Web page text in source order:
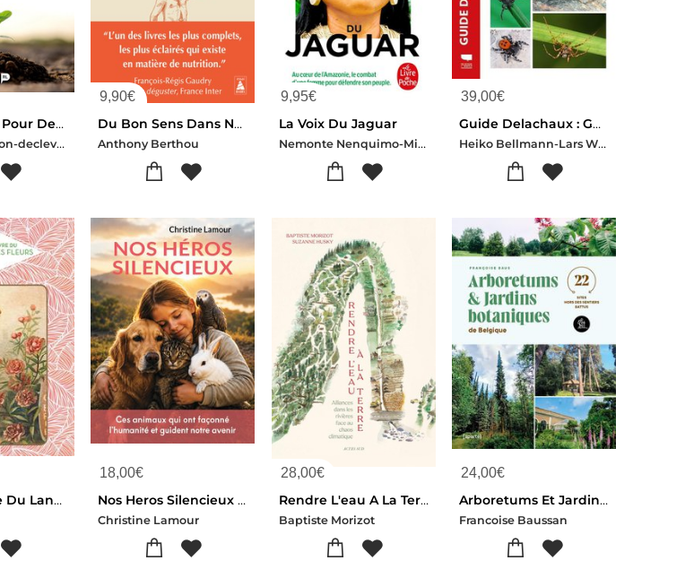
Quel Monde Pour Demain ? Dialogue Entre Generations
Sandrine Dixson-decleve-Esmeralda De Belgique-Adelaide Charlier-Anuna De Wever
9,90€
Du Bon Sens Dans Notre Assiette : Ce Que Nous Avons Oublie De Nos Ancetres Chasseurs-cueilleurs
Anthony Berthou
9,95€
La Voix Du Jaguar
Nemonte Nenquimo-Mitch Anderson
39,00€
Guide Delachaux : Guide Photo Des Araignees Et Arachnides D'europe
Heiko Bellmann-Lars Wilker
Le Petit Livre Du Langage Des Fleurs
18,00€
Nos Heros Silencieux : Ces Animaux Qui Ont Faconne L'humanite Et Guident Notre Avenir
Christine Lamour
28,00€
Rendre L'eau A La Terre : Alliances Dans Les Rivieres Face Au Desert Qui Vient
Baptiste Morizot
24,00€
Arboretums Et Jardins Botaniques De Belgique Tome 1
Francoise Baussan